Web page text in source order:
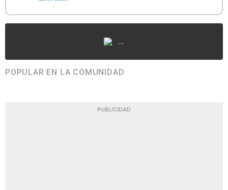
...
POPULAR EN LA COMUNIDAD
PUBLICIDAD